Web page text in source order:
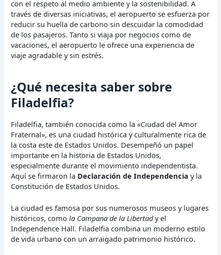
con el respeto al medio ambiente y la sostenibilidad. A
través de diversas iniciativas, el aeropuerto se esfuerza por
reducir su huella de carbono sin descuidar la comodidad
de los pasajeros. Tanto si viaja por negocios como de
vacaciones, el aeropuerto le ofrece una experiencia de
viaje agradable y sin estrés.
¿Qué necesita saber sobre
Filadelfia?
Filadelfia, también conocida como la «Ciudad del Amor
Fraternal», es una ciudad histórica y culturalmente rica de
la costa este de Estados Unidos. Desempeñó un papel
importante en la historia de Estados Unidos,
especialmente durante el movimiento independentista.
Aquí se firmaron la Declaración de Independencia y la
Constitución de Estados Unidos.
La ciudad es famosa por sus numerosos museos y lugares
históricos, comola Campana de la Libertady el
Independence Hall. Filadelfia combina un moderno estilo
de vida urbano con un arraigado patrimonio histórico.